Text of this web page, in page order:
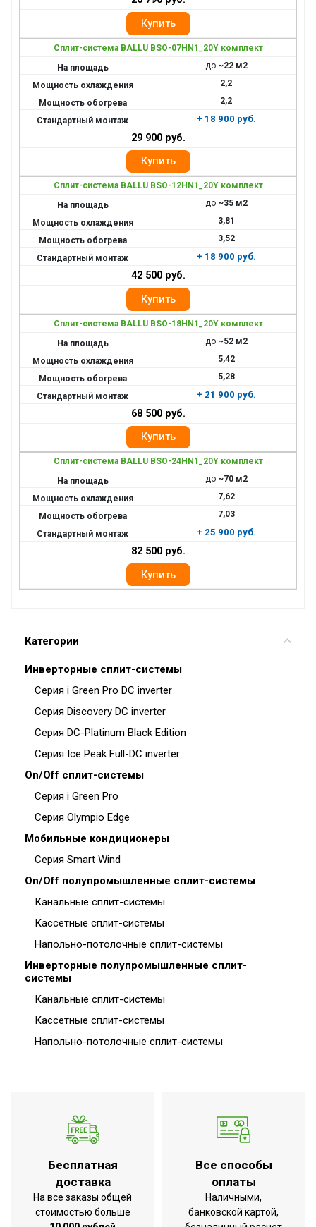
Категории
Инверторные сплит-системы
Серия i Green Pro DC inverter
Серия Discovery DC inverter
Серия DC-Platinum Black Edition
Серия Ice Peak Full-DC inverter
On/Off сплит-системы
Серия i Green Pro
Серия Olympio Edge
Мобильные кондиционеры
Серия Smart Wind
On/Off полупромышленные сплит-системы
Канальные сплит-системы
Кассетные сплит-системы
Напольно-потолочные сплит-системы
Инверторные полупромышленные сплит-
системы
Канальные сплит-системы
Кассетные сплит-системы
Напольно-потолочные сплит-системы
Сплит-система BALLU BSO-07HN1_20Y комплект
до ~22 м2
2,2
2,2
+ 18 900 руб.
29 900 руб.
Сплит-система BALLU BSO-12HN1_20Y комплект
до ~35 м2
3,81
3,52
+ 18 900 руб.
42 500 руб.
Сплит-система BALLU BSO-18HN1_20Y комплект
до ~52 м2
5,42
5,28
+ 21 900 руб.
68 500 руб.
Сплит-система BALLU BSO-24HN1_20Y комплект
до ~70 м2
7,62
7,03
+ 25 900 руб.
82 500 руб.
Бесплатная
доставка
На все заказы общей
стоимостью больше
Все способы
оплаты
Наличными,
банковской картой,